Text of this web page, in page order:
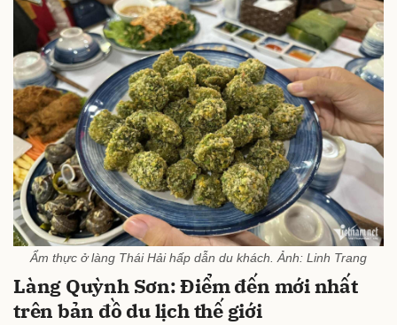
Ẩm thực ở làng Thái Hải hấp dẫn du khách. Ảnh: Linh Trang
Làng Quỳnh Sơn: Điểm đến mới nhất
trên bản đồ du lịch thế giới